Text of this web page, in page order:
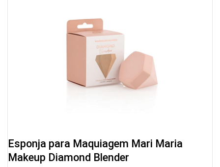
Esponja para Maquiagem Mari Maria
Makeup Diamond Blender